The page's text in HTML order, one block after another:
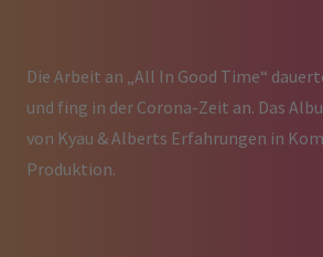
Die Arbeit an „All In Good Time“
und fing in der Corona-Zeit an. Das
von Kyau & Alberts Erfahrungen in
Produktion.